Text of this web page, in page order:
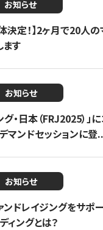
お知らせ
決定！】2ヶ月で20人
す
お知らせ
グ・日本（FRJ2025）」
マンドセッションに登
お知らせ
ドレイジングをサポ
ィングとは？